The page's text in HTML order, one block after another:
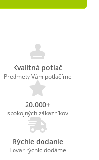
Kvalitná potlač
Predmety Vám potlačíme
20.000+
spokojných zákazníkov
Rýchle dodanie
Tovar rýchlo dodáme